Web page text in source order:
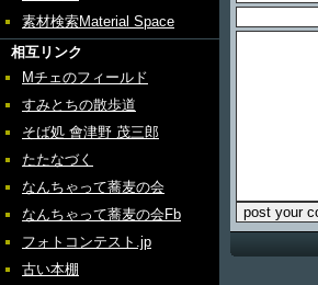
素材検索Material Space
相互リンク
Mチェのフィールド
すみとちの散歩道
そば処 會津野 茂三郎
たたなづく
なんちゃって蕎麦の会
なんちゃって蕎麦の会Fb
フォトコンテスト.jp
古い本棚